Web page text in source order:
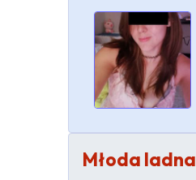
Młoda ladna